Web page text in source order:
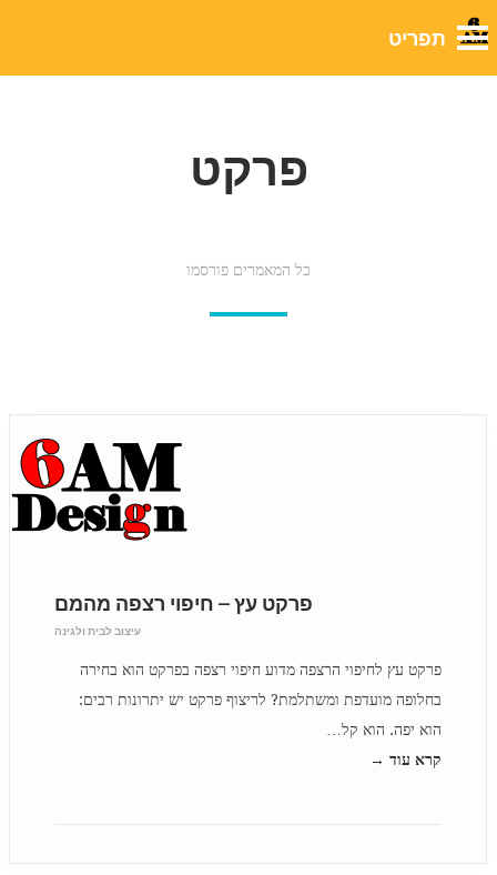
פרקט
כל המאמרים פורסמו
פרקט עץ – חיפוי רצפה מהמם
עיצוב לבית ולגינה
פרקט עץ לחיפוי הרצפה מדוע חיפוי רצפה בפרקט הוא בחירה
בחלופה מועדפת ומשתלמת? לריצוף פרקט יש יתרונות רבים:
הוא יפה. הוא קל…
קרא עוד →